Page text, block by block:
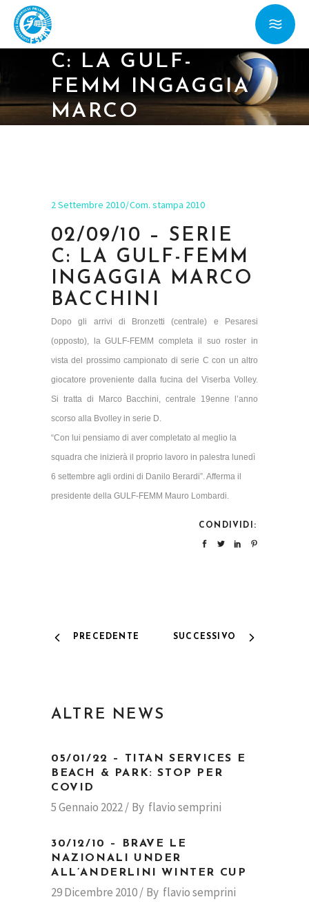
C: LA GULF-
FEMM INGAGGIA
MARCO
2 Settembre 2010 Com. stampa 2010
02/09/10 – SERIE
C: LA GULF-FEMM
INGAGGIA MARCO
BACCHINI
Dopo gli arrivi di Bronzetti (centrale) e Pesaresi
(opposto), la GULF-FEMM completa il suo roster in
vista del prossimo campionato di serie C con un altro
giocatore proveniente dalla fucina del Viserba Volley.
Si tratta di Marco Bacchini, centrale 19enne l’anno
scorso alla Bvolley in serie D.
“Con lui pensiamo di aver completato al meglio la
squadra che inizierà il proprio lavoro in palestra lunedì
6 settembre agli ordini di Danilo Berardi”. Afferma il
presidente della GULF-FEMM Mauro Lombardi.
CONDIVIDI:
PRECEDENTE SUCCESSIVO
ALTRE NEWS
05/01/22 – TITAN SERVICES E
BEACH & PARK: STOP PER
COVID
5 Gennaio 2022 By flavio semprini
30/12/10 – BRAVE LE
NAZIONALI UNDER
ALL’ANDERLINI WINTER CUP
29 Dicembre 2010 By flavio semprini